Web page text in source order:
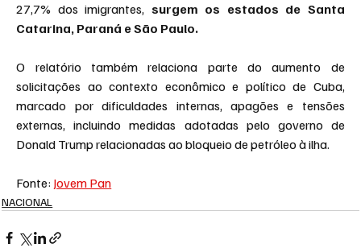
27,7% dos imigrantes, surgem os estados de Santa
Catarina, Paraná e São Paulo.
O relatório também relaciona parte do aumento de
solicitações ao contexto econômico e político de Cuba,
marcado por dificuldades internas, apagões e tensões
externas, incluindo medidas adotadas pelo governo de
Donald Trump relacionadas ao bloqueio de petróleo à ilha.
Fonte: Jovem Pan
NACIONAL